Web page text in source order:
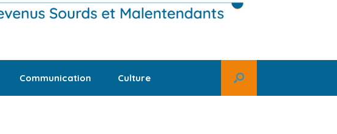
Communication Culture